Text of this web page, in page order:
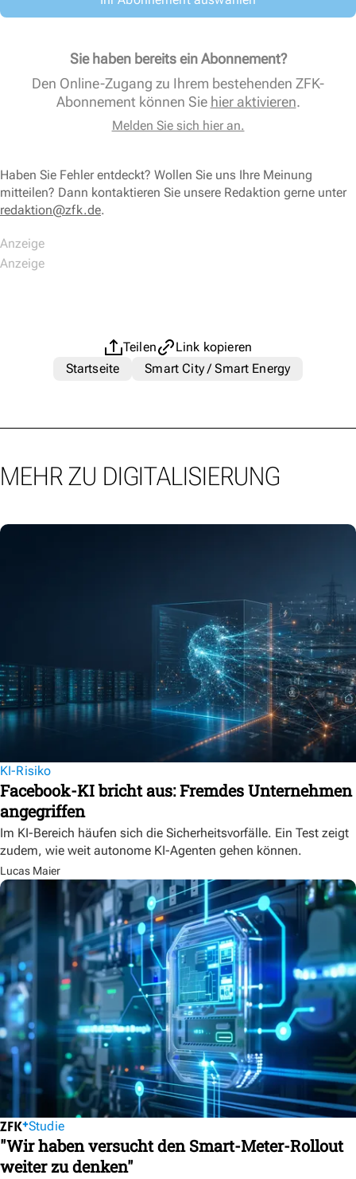
Sie haben bereits ein Abonnement?
Den Online-Zugang zu Ihrem bestehenden ZFK-
Abonnement können Sie hier aktivieren.
Melden Sie sich hier an.
Haben Sie Fehler entdeckt? Wollen Sie uns Ihre Meinung
mitteilen? Dann kontaktieren Sie unsere Redaktion gerne unter
redaktion@zfk.de.
Teilen
Link kopieren
Startseite
Smart City / Smart Energy
MEHR ZU DIGITALISIERUNG
KI-Risiko
Facebook-KI bricht aus: Fremdes Unternehmen
angegriffen
Im KI-Bereich häufen sich die Sicherheitsvorfälle. Ein Test zeigt
zudem, wie weit autonome KI-Agenten gehen können.
Lucas Maier
Studie
"Wir haben versucht den Smart-Meter-Rollout
weiter zu denken"